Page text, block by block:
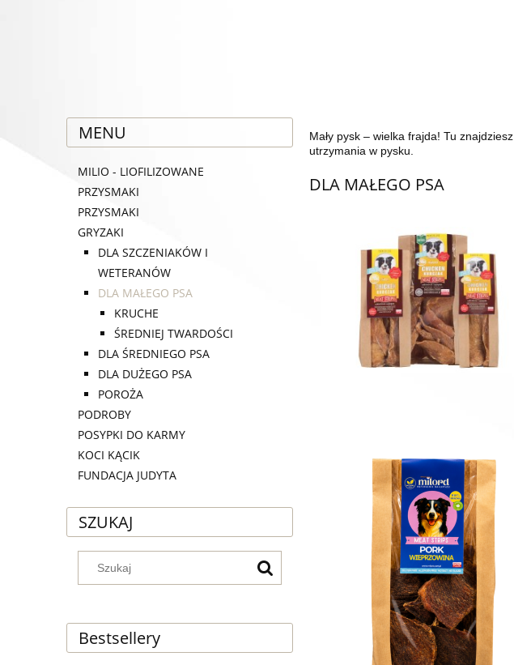
MENU
MILIO - LIOFILIZOWANE
PRZYSMAKI
PRZYSMAKI
GRYZAKI
DLA SZCZENIAKÓW I
WETERANÓW
DLA MAŁEGO PSA
KRUCHE
ŚREDNIEJ TWARDOŚCI
DLA ŚREDNIEGO PSA
DLA DUŻEGO PSA
POROŻA
PODROBY
POSYPKI DO KARMY
KOCI KĄCIK
FUNDACJA JUDYTA
SZUKAJ
Bestsellery
Mały pysk – wielka frajda! Tu znajdziesz
utrzymania w pysku.
DLA MAŁEGO PSA